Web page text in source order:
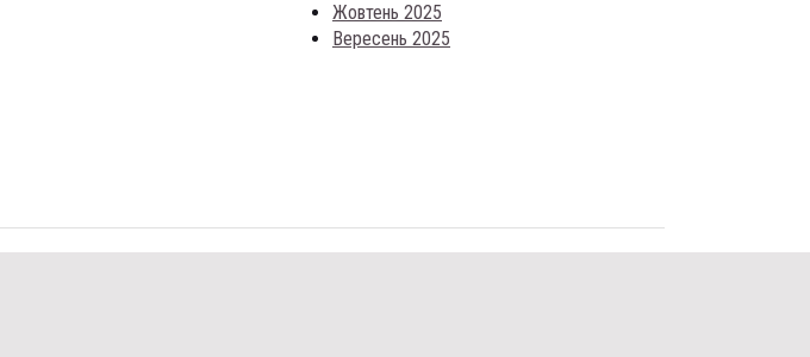
Жовтень 2025
Вересень 2025